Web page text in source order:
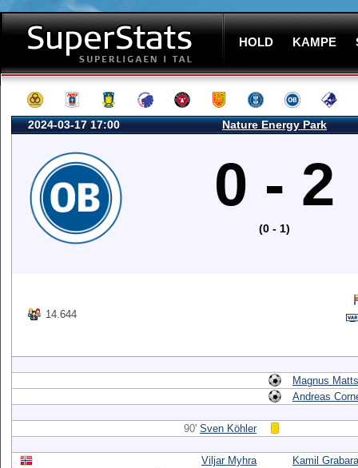
HOLD KAMPE
2024-03-17 17:00 Nature Energy Park
0 - 2
(0 - 1)
14.644
Magnus
Andreas
90' Sven Köhler
Viljar Myhra
Kamil Grabara